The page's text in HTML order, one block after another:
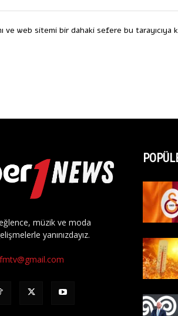
ve web sitemi bir dahaki sefere bu tarayıcıya
müzik ve moda
yanınızdayız.